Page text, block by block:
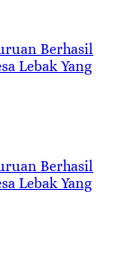
Berhasil
Lebak Yang
Berhasil
Lebak Yang